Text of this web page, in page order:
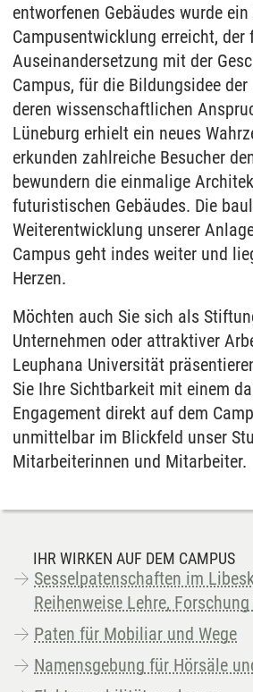
entworfenen Gebäudes wurde
Campusentwicklung erreicht, der
Auseinandersetzung mit der
Campus, für die Bildungsidee
deren wissenschaftlichen
Lüneburg erhielt ein neues
erkunden zahlreiche Besucher
bewundern die einmalige
futuristischen Gebäudes. Die
Weiterentwicklung unserer
Campus geht indes weiter und
Herzen.
Möchten auch Sie sich als
Unternehmen oder attraktiver
Leuphana Universität
Sie Ihre Sichtbarkeit mit einem
Engagement direkt auf dem
unmittelbar im Blickfeld unser
Mitarbeiterinnen und Mitarbeiter.
IHR WIRKEN AUF DEM CAMPUS
Sesselpatenschaften im
Reihenweise Lehre,
Paten für Mobiliar und Wege
Namensgebung für Hörsäle